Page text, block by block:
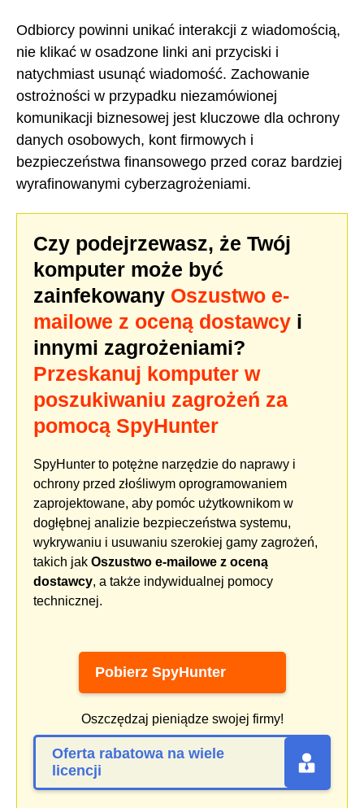
Odbiorcy powinni unikać interakcji z wiadomością,
nie klikać w osadzone linki ani przyciski i
natychmiast usunąć wiadomość. Zachowanie
ostrożności w przypadku niezamówionej
komunikacji biznesowej jest kluczowe dla ochrony
danych osobowych, kont firmowych i
bezpieczeństwa finansowego przed coraz bardziej
wyrafinowanymi cyberzagrożeniami.
Czy podejrzewasz, że Twój
komputer może być
zainfekowany Oszustwo e-
mailowe z oceną dostawcy i
innymi zagrożeniami?
Przeskanuj komputer w
poszukiwaniu zagrożeń za
pomocą SpyHunter
SpyHunter to potężne narzędzie do naprawy i
ochrony przed złośliwym oprogramowaniem
zaprojektowane, aby pomóc użytkownikom w
dogłębnej analizie bezpieczeństwa systemu,
wykrywaniu i usuwaniu szerokiej gamy zagrożeń,
takich jak Oszustwo e-mailowe z oceną
dostawcy, a także indywidualnej pomocy
technicznej.
Pobierz SpyHunter
Oszczędzaj pieniądze swojej firmy!
Oferta rabatowa na wiele
licencji